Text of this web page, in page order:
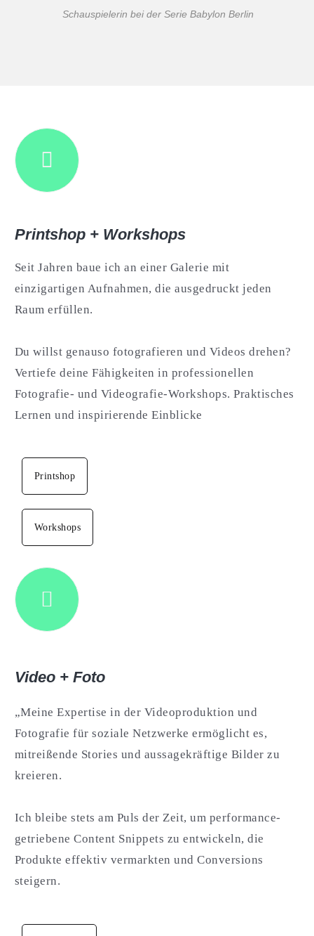
Schauspielerin bei der Serie Babylon Berlin
Printshop + Workshops
Seit Jahren baue ich an einer Galerie mit
einzigartigen Aufnahmen, die ausgedruckt jeden
Raum erfüllen.
Du willst genauso fotografieren und Videos drehen?
Vertiefe deine Fähigkeiten in professionellen
Fotografie- und Videografie-Workshops. Praktisches
Lernen und inspirierende Einblicke
Printshop
Workshops
Video + Foto
„Meine Expertise in der Videoproduktion und
Fotografie für soziale Netzwerke ermöglicht es,
mitreißende Stories und aussagekräftige Bilder zu
kreieren.
Ich bleibe stets am Puls der Zeit, um performance-
getriebene Content Snippets zu entwickeln, die
Produkte effektiv vermarkten und Conversions
steigern.